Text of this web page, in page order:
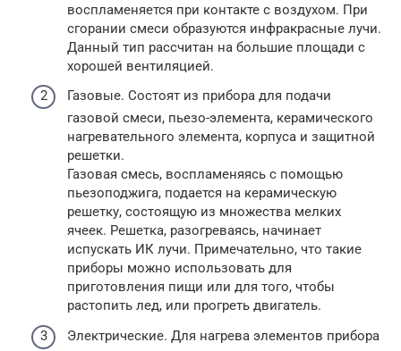
воспламеняется при контакте с воздухом. При
сгорании смеси образуются инфракрасные лучи.
Данный тип рассчитан на большие площади с
хорошей вентиляцией.
Газовые. Состоят из прибора для подачи
газовой смеси, пьезо-элемента, керамического
нагревательного элемента, корпуса и защитной
решетки.
Газовая смесь, воспламеняясь с помощью
пьезоподжига, подается на керамическую
решетку, состоящую из множества мелких
ячеек. Решетка, разогреваясь, начинает
испускать ИК лучи. Примечательно, что такие
приборы можно использовать для
приготовления пищи или для того, чтобы
растопить лед, или прогреть двигатель.
Электрические. Для нагрева элементов прибора